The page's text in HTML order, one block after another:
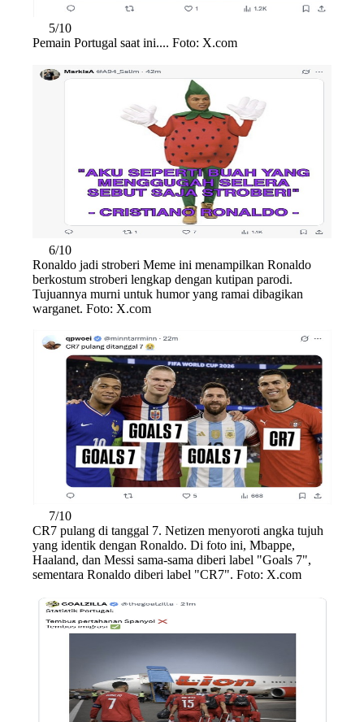
5/10
Pemain Portugal saat ini.... Foto: X.com
6/10
Ronaldo jadi stroberi Meme ini menampilkan Ronaldo
berkostum stroberi lengkap dengan kutipan parodi.
Tujuannya murni untuk humor yang ramai dibagikan
warganet. Foto: X.com
7/10
CR7 pulang di tanggal 7. Netizen menyoroti angka tujuh
yang identik dengan Ronaldo. Di foto ini, Mbappe,
Haaland, dan Messi sama-sama diberi label "Goals 7",
sementara Ronaldo diberi label "CR7". Foto: X.com